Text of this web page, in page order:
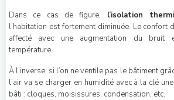
Dans ce cas de figure, l’isolation
l’habitation est fortement diminuée. Le confort
affecté avec une augmentation du bruit
température.
À l’inverse, si l’on ne ventile pas le bâtiment
l’air va se charger en humidité avec à la clé
bâti : cloques, moisissures, condensation, etc.